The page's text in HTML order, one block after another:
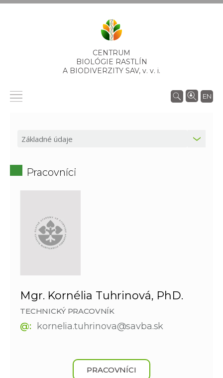
CENTRUM
BIOLÓGIE RASTLÍN
A BIODIVERZITY SAV, v. v. i.
EN
Pracovníci
Mgr. Kornélia Tuhrinová, PhD.
TECHNICKÝ PRACOVNÍK
@: kornelia.tuhrinova@savba.sk
PRACOVNÍCI